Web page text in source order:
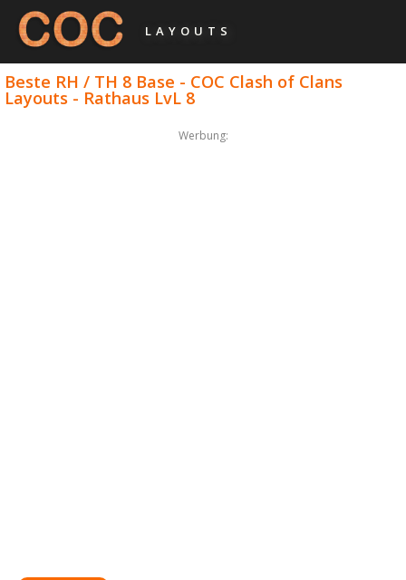
LAYOUTS
Beste RH / TH 8 Base - COC Clash of Clans
Layouts - Rathaus LvL 8
Werbung: